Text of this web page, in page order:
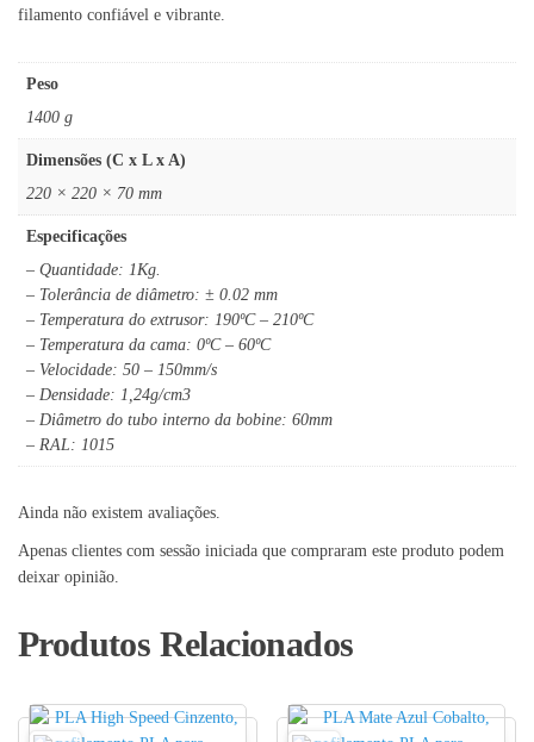
filamento confiável e vibrante.
Peso
1400 g
Dimensões (C x L x A)
220 × 220 × 70 mm
Especificações
– Quantidade: 1Kg.
– Tolerância de diâmetro: ± 0.02 mm
– Temperatura do extrusor: 190ºC – 210ºC
– Temperatura da cama: 0ºC – 60ºC
– Velocidade: 50 – 150mm/s
– Densidade: 1,24g/cm3
– Diâmetro do tubo interno da bobine: 60mm
– RAL: 1015
Ainda não existem avaliações.
Apenas clientes com sessão iniciada que compraram este produto podem
deixar opinião.
Produtos Relacionados